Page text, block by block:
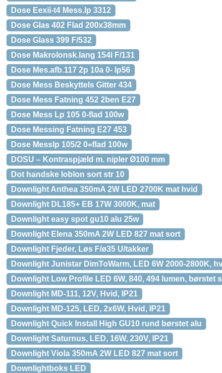
Dose Eexii-t4 Mess.lp 3312
Dose Glas 402 Flad 200x38mm
Dose Glass 399 F/532
Dose Makrolonsk.lang 154l F/131
Dose Mes.afb.117 2p 10a 0- Ip56
Dose Mess Beskyttels Gitter 434
Dose Mess Fatning 452 2ben E27
Dose Mess Lp 105 0-flad 100w
Dose Messing Fatning E27 453
Dose Messlp 105/2 0=flad 100w
DOSU – Kontraspjæld m. nipler Ø100 mm
Dot handske loblon sort str 10
Downlight Anthea 350mA 2W LED 2700K mat hvid
Downlight DL185+ EB 17W 3000K, mat
Downlight easy spot gu10 alu 25w
Downlight Elena 350mA 2W LED 827 mat sort
Downlight Fjeder, Løs F/ø35 U/takker
Downlight Junistar DimToWarm, LED 6W 2000-2800K,
Downlight Low Profile LED 6W, 840, 494 lumen, børstet
Downlight MD-111, 12V, Hvid, IP21
Downlight MD-125, LED, 2x6W, Hvid, IP21
Downlight Quick Install High GU10 rund børstet alu
Downlight Saturnus, LED, 16W, 230V, IP21
Downlight Viola 350mA 2W LED 827 mat sort
Downlightboks LED